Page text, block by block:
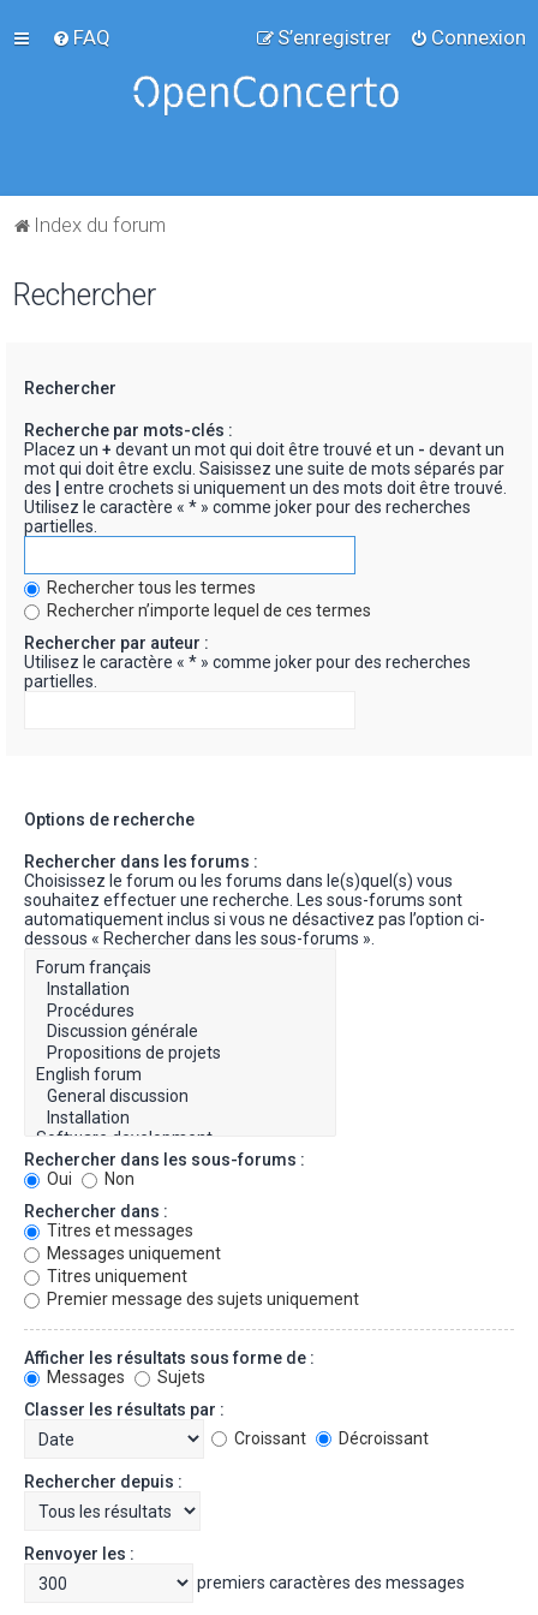
FAQ Connexion
S’enregistrer
Index du forum
Rechercher
Rechercher
Recherche par mots-clés :
Placez un + devant un mot qui doit être trouvé et un - devant un
mot qui doit être exclu. Saisissez une suite de mots séparés par
des
entre crochets si uniquement un des mots doit être trouvé.
Utilisez le caractère « * » comme joker pour des recherches
partielles.
Rechercher tous les termes
Rechercher n’importe lequel de ces termes
Rechercher par auteur :
Utilisez le caractère « * » comme joker pour des recherches
partielles.
Options de recherche
Rechercher dans les forums :
Choisissez le forum ou les forums dans le(s)quel(s) vous
souhaitez effectuer une recherche. Les sous-forums sont
automatiquement inclus si vous ne désactivez pas l’option ci-
dessous « Rechercher dans les sous-forums ».
Rechercher dans les sous-forums :
Oui
Non
Rechercher dans :
Titres et messages
Messages uniquement
Titres uniquement
Premier message des sujets uniquement
Afficher les résultats sous forme de :
Messages
Sujets
Classer les résultats par :
Croissant
Décroissant
Rechercher depuis :
Renvoyer les :
premiers caractères des messages